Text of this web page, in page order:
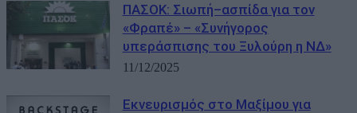
ΠΑΣΟΚ: Σιωπή–ασπίδα για τον
«Φραπέ» – «Συνήγορος
υπεράσπισης του Ξυλούρη η ΝΔ»
11/12/2025
Εκνευρισμός στο Μαξίμου για